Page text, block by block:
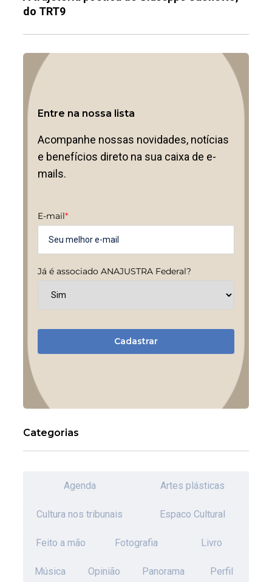
do TRT9
Entre na nossa lista
Acompanhe nossas novidades, notícias
e benefícios direto na sua caixa de e-
mails.
E-mail*
Já é associado ANAJUSTRA Federal?
Cadastrar
Categorias
Agenda Artes plásticas
Cultura nos tribunais Espaco Cultural
Feito a mão Fotografia Livro
Música Opinião Panorama Perfil